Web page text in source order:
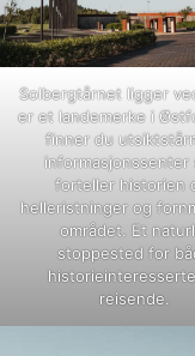
Solbergtårnet ligger
er et landemerke i
finner du
informasjonssenter
forteller historien
helleristninger og
området. Et
stoppested for
reisende.